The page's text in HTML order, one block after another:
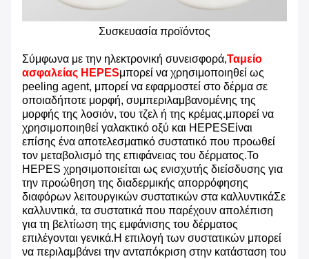
Συσκευασία προϊόντος
Σύμφωνα με την ηλεκτρονική συνεισφορά,Ταμείο
ασφαλείας HEPESμπορεί να χρησιμοποιηθεί ως
peeling agent, μπορεί να εφαρμοστεί στο δέρμα σε
οποιαδήποτε μορφή, συμπεριλαμβανομένης της
μορφής της λοσιόν, του τζελ ή της κρέμας.μπορεί να
χρησιμοποιηθεί γαλακτικό οξύ και HEPESΕίναι
επίσης ένα αποτελεσματικό συστατικό που προωθεί
τον μεταβολισμό της επιφάνειας του δέρματος.Το
HEPES χρησιμοποιείται ως ενισχυτής διείσδυσης για
την προώθηση της διαδερμικής απορρόφησης
διαφόρων λειτουργικών συστατικών στα καλλυντικάΣε
καλλυντικά, τα συστατικά που παρέχουν απολέπιση
για τη βελτίωση της εμφάνισης του δέρματος
επιλέγονται γενικά.Η επιλογή των συστατικών μπορεί
να περιλαμβάνει την ανταπόκριση στην κατάσταση του